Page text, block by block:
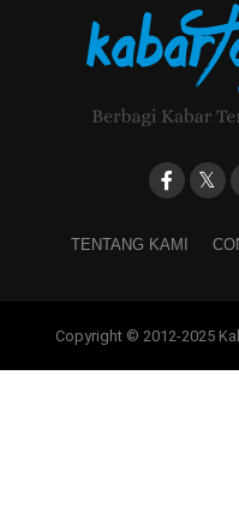
TENTANG KAMI
Copyright © 2012-2025